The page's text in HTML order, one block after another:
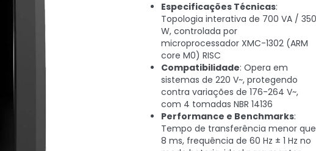
Especificações Técnicas:
Topologia interativa de 700 VA / 350
W, controlada por
microprocessador XMC-1302 (ARM
core M0) RISC
Compatibilidade: Opera em
sistemas de 220 V~, protegendo
contra variações de 176-264 V~,
com 4 tomadas NBR 14136
Performance e Benchmarks:
Tempo de transferência menor que
8 ms, frequência de 60 Hz ± 1 Hz no